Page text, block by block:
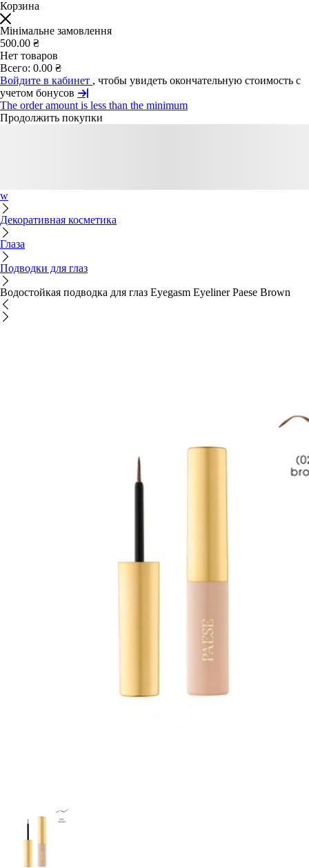
Корзина
Мінімальне замовлення
500.00 ₴
Нет товаров
Всего: 0.00 ₴
Войдите в кабинет , чтобы увидеть окончательную стоимость с
учетом бонусов
The order amount is less than the minimum
Продолжить покупки
w
Декоративная косметика
Глаза
Подводки для глаз
Водостойкая подводка для глаз Eyegasm Eyeliner Paese Brown